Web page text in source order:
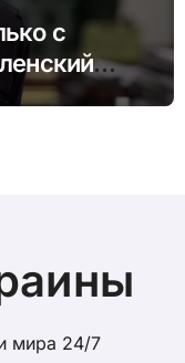
с
мира 24/7